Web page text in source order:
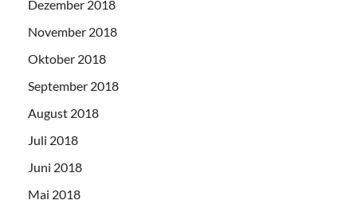
Dezember 2018
November 2018
Oktober 2018
September 2018
August 2018
Juli 2018
Juni 2018
Mai 2018